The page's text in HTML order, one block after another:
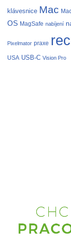
klávesnice Mac
OS MagSafe nabíjení
Pixelmator praxe
USA USB-C Vision Pro